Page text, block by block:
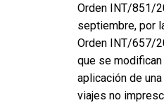
Orden INT/851/
septiembre, por
Orden INT/657/
que se
aplicación de
viajes no